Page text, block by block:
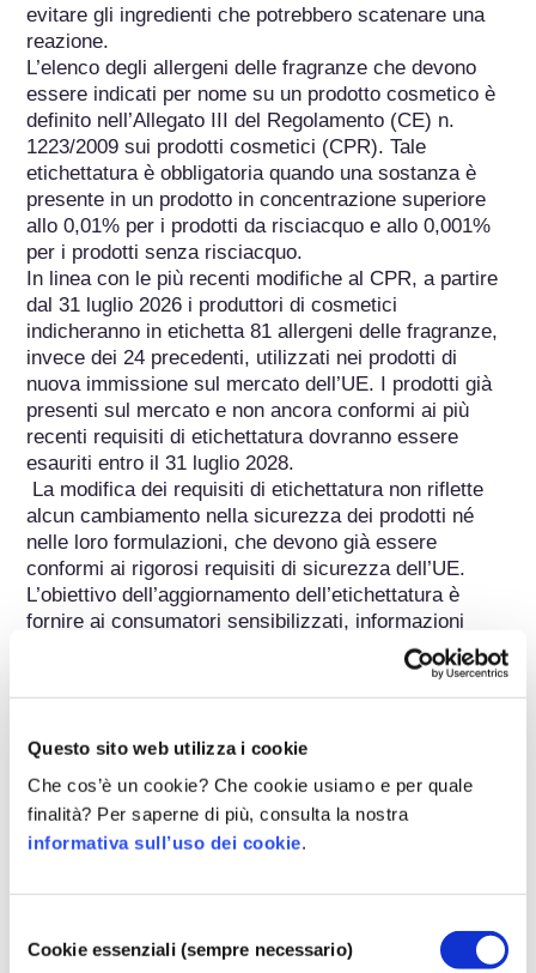
Questo sito web utilizza i cookie
Che cos’è un cookie? Che cookie usiamo e per quale
finalità? Per saperne di più, consulta la nostra
informativa sull’uso dei cookie.
delCookie essenziali (sempre necessario)
evitare gli ingredienti che potrebbero scatenare una
reazione.
L’elenco degli allergeni delle fragranze che devono
essere indicati per nome su un prodotto cosmetico è
definito nell’Allegato III del Regolamento (CE) n.
1223/2009 sui prodotti cosmetici (CPR). Tale
etichettatura è obbligatoria quando una sostanza è
presente in un prodotto in concentrazione superiore
allo 0,01% per i prodotti da risciacquo e allo 0,001%
per i prodotti senza risciacquo.
In linea con le più recenti modifiche al CPR, a partire
dal 31 luglio 2026 i produttori di cosmetici
indicheranno in etichetta 81 allergeni delle fragranze,
invece dei 24 precedenti, utilizzati nei prodotti di
nuova immissione sul mercato dell’UE. I prodotti già
presenti sul mercato e non ancora conformi ai più
recenti requisiti di etichettatura dovranno essere
esauriti entro il 31 luglio 2028.
alcun cambiamento nella sicurezza dei prodotti né
nelle loro formulazioni, che devono già essere
conformi ai rigorosi requisiti di sicurezza dell’UE.
L’obiettivo dell’aggiornamento dell’etichettatura è
fornire ai consumatori sensibilizzati, informazioni
sulla presenza di ulteriori allergeni delle fragranze,
consentendo loro di compiere scelte consapevoli e di
identificare facilmente le sostanze alle quali
Test per le allergie alle fragranze
Se si sospetta un’allergia alle fragranze, i medici di
solito iniziano con un semplice test cutaneo chiamato
fragrance mix 1 e 2) — vengono applicate su appositi
cerotti e posizionate sulla pelle della schiena del